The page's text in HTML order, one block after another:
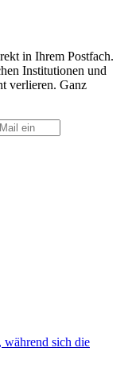
in Ihrem Postfach.
Institutionen und
verlieren. Ganz
während sich die